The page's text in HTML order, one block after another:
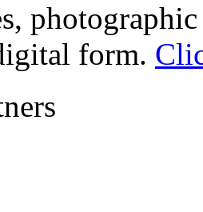
form.